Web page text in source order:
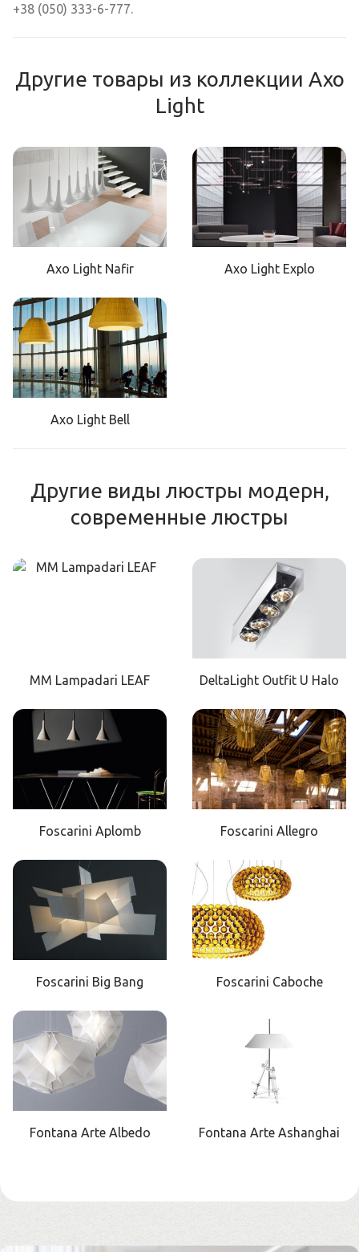
+38 (050) 333-6-777.
Другие товары из коллекции Axo
Light
Axo Light Nafir Axo Light Explo
Axo Light Bell
Другие виды люстры модерн,
современные люстры
MM Lampadari LEAF DeltaLight Outfit U Halo
Foscarini Aplomb Foscarini Allegro
Foscarini Big Bang Foscarini Caboche
Fontana Arte Albedo Fontana Arte Ashanghai